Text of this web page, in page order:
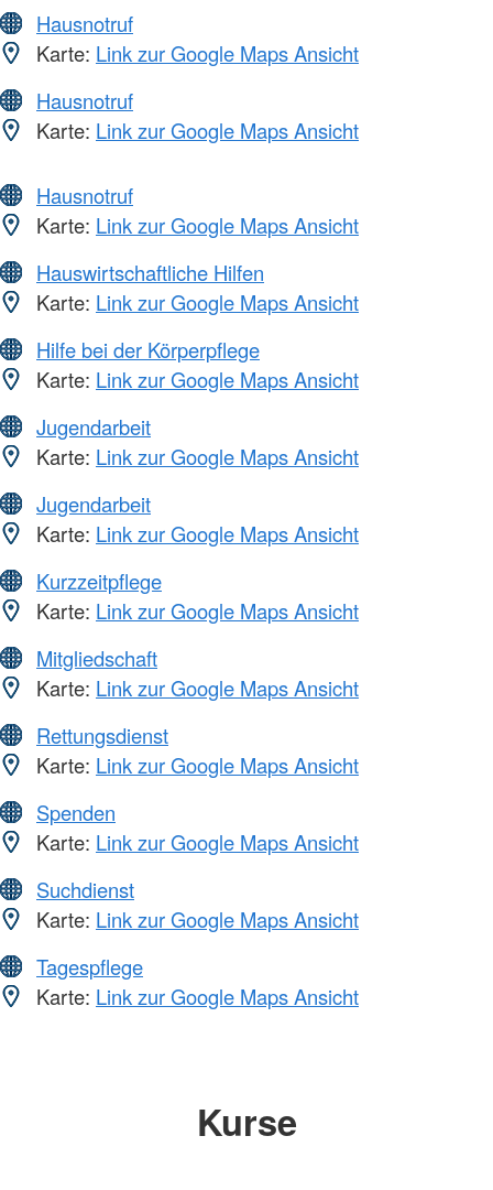
Hausnotruf
Karte: Link zur Google Maps Ansicht
Hausnotruf
Karte: Link zur Google Maps Ansicht
Hausnotruf
Karte: Link zur Google Maps Ansicht
Hauswirtschaftliche Hilfen
Karte: Link zur Google Maps Ansicht
Hilfe bei der Körperpflege
Karte: Link zur Google Maps Ansicht
Jugendarbeit
Karte: Link zur Google Maps Ansicht
Jugendarbeit
Karte: Link zur Google Maps Ansicht
Kurzzeitpflege
Karte: Link zur Google Maps Ansicht
Mitgliedschaft
Karte: Link zur Google Maps Ansicht
Rettungsdienst
Karte: Link zur Google Maps Ansicht
Spenden
Karte: Link zur Google Maps Ansicht
Suchdienst
Karte: Link zur Google Maps Ansicht
Tagespflege
Karte: Link zur Google Maps Ansicht
Kurse